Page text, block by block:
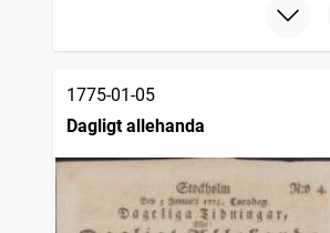
1775-01-05
Dagligt allehanda